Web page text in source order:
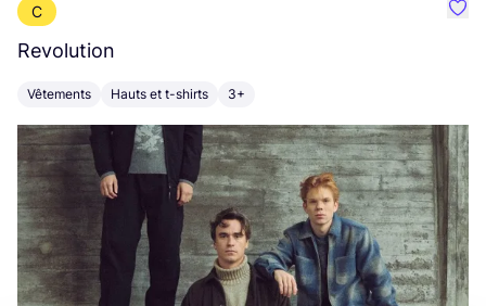
C
Revolution
Vêtements Hauts et t-shirts 3+